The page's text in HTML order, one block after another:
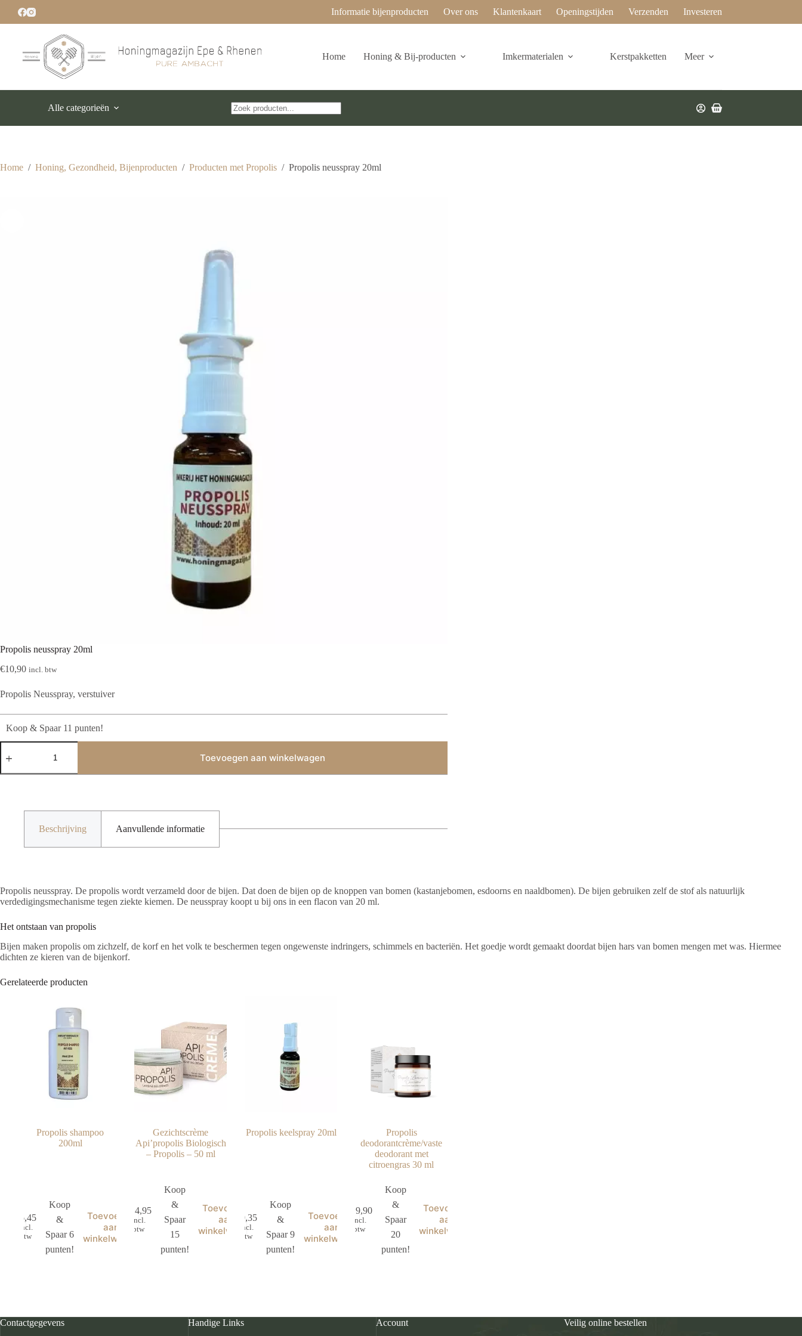
de
Informatie bijenproducten Over ons Klantenkaart Openingstijden Verzenden Investeren
Home Honing & Bij-producten Imkermaterialen Kerstpakketten Meer
Alle categorieën
Winkelwagen
Home / Honing, Gezondheid, Bijenproducten / Producten met Propolis / Propolis neusspray 20ml
Propolis neusspray 20ml
€10,90 incl. btw
Propolis Neusspray, verstuiver
Koop & Spaar 11 punten!
Propolis
neusspray
aantal
Toevoegen aan winkelwagen
Beschrijving Aanvullende informatie
Propolis neusspray. De propolis wordt verzameld door de bijen. Dat doen de bijen op de knoppen van bomen (kastanjebomen, esdoorns en naaldbomen). De bijen gebruiken zelf de stof als natuurlijk
verdedigingsmechanisme tegen ziekte kiemen. De neusspray koopt u bij ons in een flacon van 20 ml.
Het ontstaan van propolis
Bijen maken propolis om zichzelf, de korf en het volk te beschermen tegen ongewenste indringers, schimmels en bacteriën. Het goedje wordt gemaakt doordat bijen hars van bomen mengen met was. Hiermee
dichten ze kieren van de bijenkorf.
Gerelateerde producten
Propolis shampoo
200ml
6,45
incl.
btw
Koop
&
Spaar 6
punten!
Toevoegen
aan
winkelwagen
Gezichtscrème
Api’propolis Biologisch
– Propolis – 50 ml
14,95
incl.
btw
Koop
&
Spaar
15
punten!
Toevoegen
aan
winkelwagen
Propolis keelspray 20ml
9,35
incl.
btw
Koop
&
Spaar 9
punten!
Toevoegen
aan
winkelwagen
Propolis
deodorantcrème/vaste
deodorant met
citroengras 30 ml
19,90
incl.
btw
Koop
&
Spaar
20
punten!
Toevoegen
aan
winkelwagen
Contactgegevens Handige Links Account Veilig online bestellen